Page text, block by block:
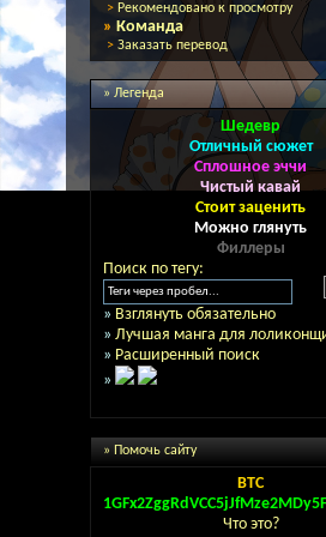
> Рекомендовано к просмотру
» Команда
> Заказать перевод
» Легенда
Шедевр
Отличный сюжет
Сплошное эччи
Чистый кавай
Стоит заценить
Можно глянуть
Филлеры
Поиск по тегу:
» Взглянуть обязательно
» Лучшая манга для
» Расширенный поиск
»
» Помочь сайту
BTC
Что это?